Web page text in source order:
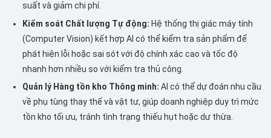
suất và giảm chi phí.
Kiểm soát Chất lượng Tự động: Hệ thống thị giác máy tính
(Computer Vision) kết hợp AI có thể kiểm tra sản phẩm để
phát hiện lỗi hoặc sai sót với độ chính xác cao và tốc độ
nhanh hơn nhiều so với kiểm tra thủ công.
Quản lý Hàng tồn kho Thông minh: AI có thể dự đoán nhu cầu
về phụ tùng thay thế và vật tư, giúp doanh nghiệp duy trì mức
tồn kho tối ưu, tránh tình trạng thiếu hụt hoặc dư thừa.